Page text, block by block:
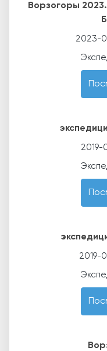
Ворзогоры
2023-
2019-
2019-